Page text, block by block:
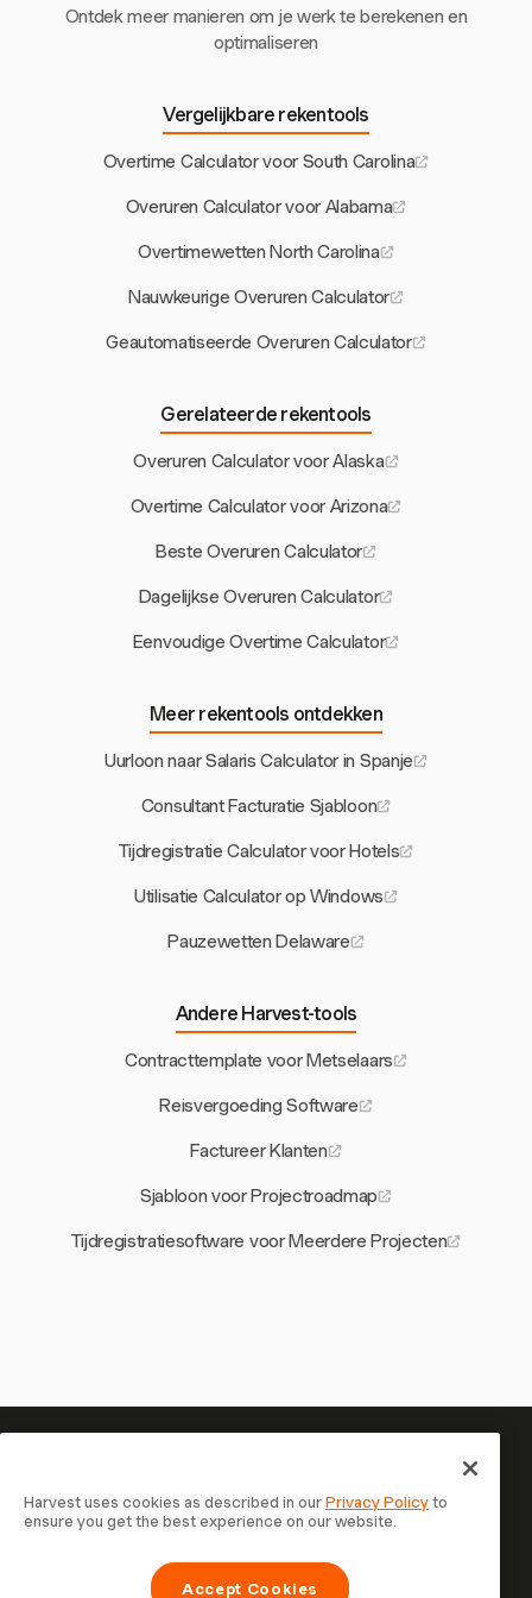
Ontdek meer manieren om je werk te berekenen en
optimaliseren
Vergelijkbare rekentools
Overtime Calculator voor South Carolina
Overuren Calculator voor Alabama
Overtimewetten North Carolina
Nauwkeurige Overuren Calculator
Geautomatiseerde Overuren Calculator
Gerelateerde rekentools
Overuren Calculator voor Alaska
Overtime Calculator voor Arizona
Beste Overuren Calculator
Dagelijkse Overuren Calculator
Eenvoudige Overtime Calculator
Meer rekentools ontdekken
Uurloon naar Salaris Calculator in Spanje
Consultant Facturatie Sjabloon
Tijdregistratie Calculator voor Hotels
Utilisatie Calculator op Windows
Pauzewetten Delaware
Andere Harvest-tools
Contracttemplate voor Metselaars
Reisvergoeding Software
Factureer Klanten
Sjabloon voor Projectroadmap
Tijdregistratiesoftware voor Meerdere Projecten
Je tijd is het waard om bij te
houden — begin nu
Sluit je aan bij meer dan 70.000 bedrijven die tijd
registreren, klanten factureren en sneller betaald worden
Harvest uses cookies as described in ourPrivacy Policyto
ensure you get the best experience on our website.
Accept Cookies